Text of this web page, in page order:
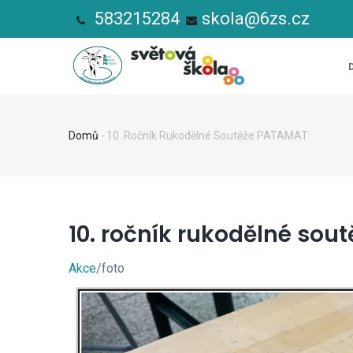
583215284 skola@6zs.cz
Drobečková
Domů - 10. Ročník Rukodělné Soutěže PATAMAT
10. ročník rukodělné
Akce/foto